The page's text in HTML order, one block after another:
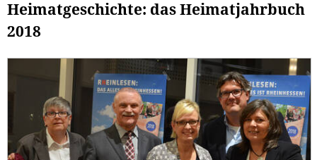
Heimatgeschichte: das Heimatjahrbuch
2018